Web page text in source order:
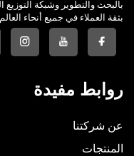
بالبحث والتطوير وشبكة
بثقة العملاء في جميع أنحاء
روابط مفيدة
عن شركتنا
المنتجات